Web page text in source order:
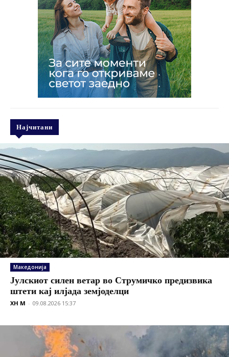
Најчитани
Македонија
Јулскиот силен ветар во Струмичко предизвика
штети кај илјада земјоделци
XH M - 09.08.2026 15:37